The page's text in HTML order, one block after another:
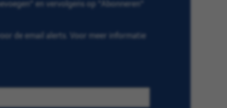
en vervolgens op "Abonneren"
de email alerts. Voor meer informatie